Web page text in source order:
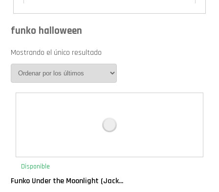
Calendario de Adviento
Cover Pop!
Exclusivos
Gift Cards
funko halloween
Mostrando el único resultado
Disponible
Funko Under the Moonlight (Jack...